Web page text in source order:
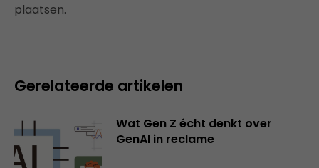
plaatsen.
Gerelateerde artikelen
Wat Gen Z écht denkt over
GenAI in reclame